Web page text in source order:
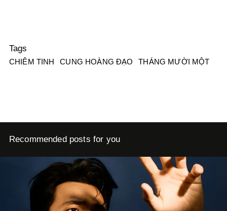
Tags
CHIÊM TINH CUNG HOÀNG ĐẠO THÁNG MƯỜI MỘT
Recommended posts for you